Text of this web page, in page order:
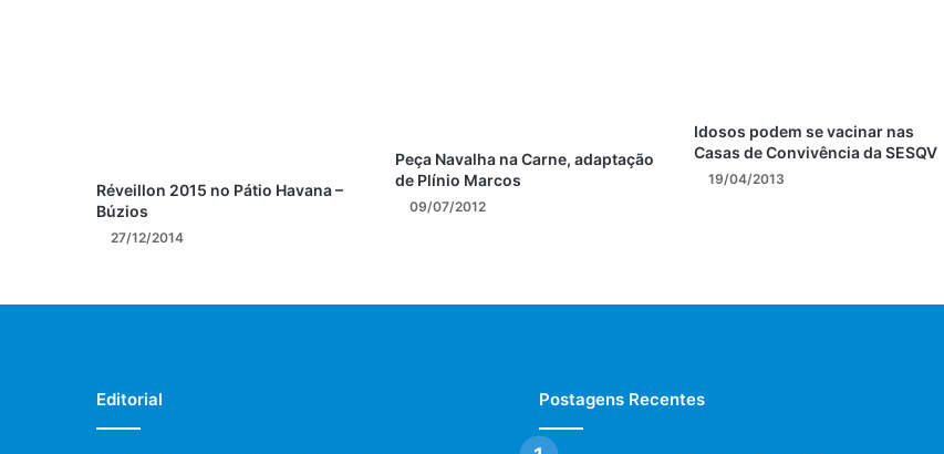
Réveillon 2015 no Pátio Havana –
Búzios
27/12/2014
Peça Navalha na Carne, adaptação
de Plínio Marcos
09/07/2012
Idosos podem se vacinar nas
Casas de Convivência da SESQV
19/04/2013
Editorial Postagens Recentes